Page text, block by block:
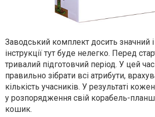
Заводський комплект досить значний і
інструкції тут буде нелегко. Перед
тривалий підготовчий період. У цей
правильно зібрати всі атрибути,
кількість учасників. У результаті
у розпорядження свій корабель-
кошик.